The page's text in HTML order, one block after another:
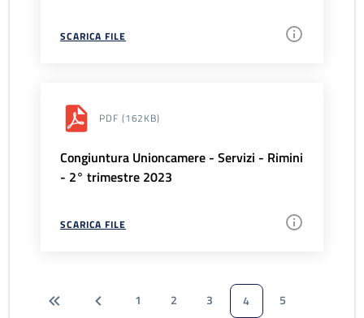
SCARICA FILE
PDF (162KB)
Congiuntura Unioncamere - Servizi - Rimini
- 2° trimestre 2023
SCARICA FILE
1 2 3 4
5